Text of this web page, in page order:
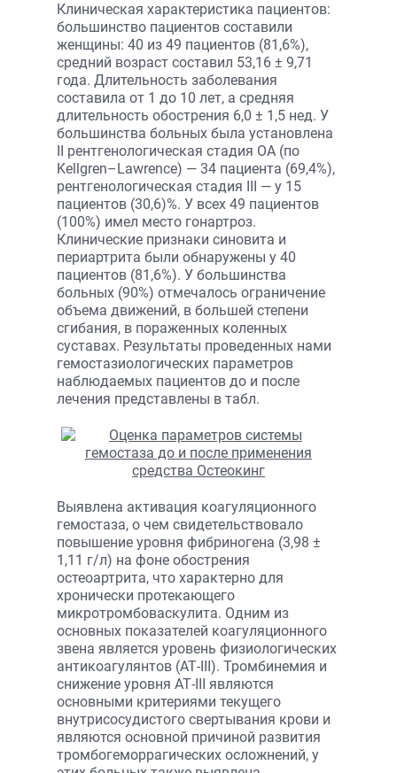
Клиническая характеристика пациентов:
большинство пациентов составили
женщины: 40 из 49 пациентов (81,6%),
средний возраст составил 53,16 ± 9,71
года. Длительность заболевания
составила от 1 до 10 лет, а средняя
длительность обострения 6,0 ± 1,5 нед. У
большинства больных была установлена
II рентгенологическая стадия ОА (по
Kellgren–Lawrence) — 34 пациента (69,4%),
рентгенологическая стадия III — у 15
пациентов (30,6)%. У всех 49 пациентов
(100%) имел место гонартроз.
Клинические признаки синовита и
периартрита были обнаружены у 40
пациентов (81,6%). У большинства
больных (90%) отмечалось ограничение
объема движений, в большей степени
сгибания, в пораженных коленных
суставах. Результаты проведенных нами
гемостазиологических параметров
наблюдаемых пациентов до и после
лечения представлены в табл.
Выявлена активация коагуляционного
гемостаза, о чем свидетельствовало
повышение уровня фибриногена (3,98 ±
1,11 г/л) на фоне обострения
остеоартрита, что характерно для
хронически протекающего
микротромбоваскулита. Одним из
основных показателей коагуляционного
звена является уровень физиологических
антикоагулянтов (АТ-III). Тромбинемия и
снижение уровня АТ-III являются
основными критериями текущего
внутрисосудистого свертывания крови и
являются основной причиной развития
тромбогеморрагических осложнений, у